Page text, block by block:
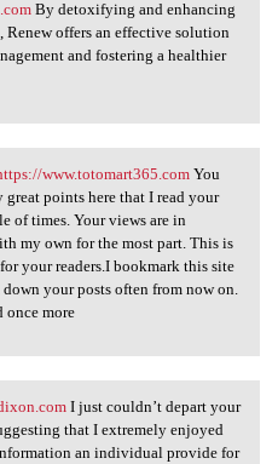
By
By detoxifying and enhancing
offers an effective solution
and fostering a healthier
https://www
www.totomart365.comYou
great points here that I read your
of times. Your views are in
my own for the most part. This is
your readers.I bookmark this site
your posts often from now on.
more
dixon.com I just
I just couldn’t depart your
that I extremely enjoyed
an individual provide for